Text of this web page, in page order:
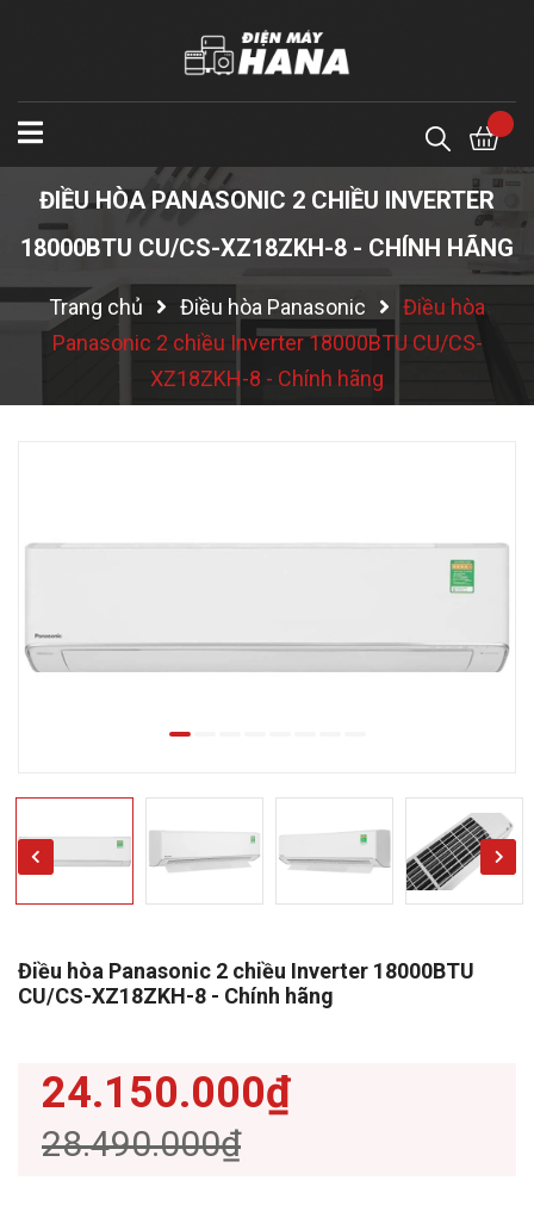
ĐIỀU HÒA PANASONIC 2 CHIỀU INVERTER
18000BTU CU/CS-XZ18ZKH-8 - CHÍNH HÃNG
Trang chủ Điều hòa Panasonic
Điều hòa
Panasonic 2 chiều Inverter 18000BTU CU/CS-
XZ18ZKH-8 - Chính hãng
Điều hòa Panasonic 2 chiều Inverter 18000BTU
CU/CS-XZ18ZKH-8 - Chính hãng
24.150.000₫
28.490.000₫